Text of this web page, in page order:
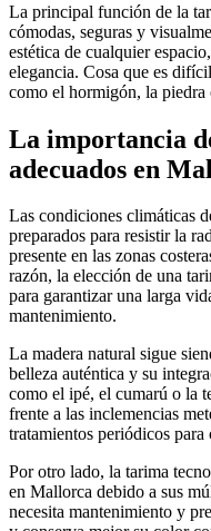
La principal función de la
cómodas, seguras y
estética de cualquier
elegancia. Cosa que es
como el hormigón, la piedra
La importancia
adecuados en
Las condiciones climáticas
preparados para resistir la
presente en las zonas
razón, la elección de una
para garantizar una larga
mantenimiento.
La madera natural sigue
belleza auténtica y su
como el ipé, el cumarú o la
frente a las inclemencias
tratamientos periódicos
Por otro lado, la tarima
en Mallorca debido a sus
necesita mantenimiento y